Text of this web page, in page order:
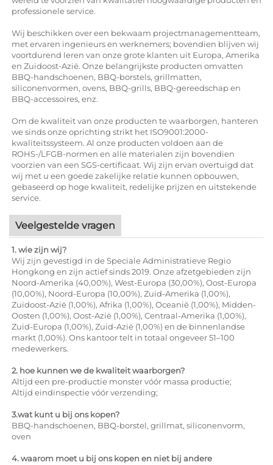
professionele service.
Wij beschikken over een bekwaam projectmanagementteam,
met ervaren ingenieurs en werknemers; bovendien blijven wij
voortdurend leren van onze grote klanten uit Europa, Amerika
en Zuidoost-Azië. Onze belangrijkste producten omvatten
BBQ-handschoenen, BBQ-borstels, grillmatten,
siliconenvormen, ovens, BBQ-grills, BBQ-gereedschap en
BBQ-accessoires, enz.
Om de kwaliteit van onze producten te waarborgen, hanteren
we sinds onze oprichting strikt het ISO9001:2000-
kwaliteitssysteem. Al onze producten voldoen aan de
ROHS-/LFGB-normen en alle materialen zijn bovendien
voorzien van een SGS-certificaat. Wij zijn ervan overtuigd dat
wij met u een goede zakelijke relatie kunnen opbouwen,
gebaseerd op hoge kwaliteit, redelijke prijzen en uitstekende
service.
Veelgestelde vragen
1. wie zijn wij?
Wij zijn gevestigd in de Speciale Administratieve Regio
Hongkong en zijn actief sinds 2019. Onze afzetgebieden zijn
Noord-Amerika (40,00%), West-Europa (30,00%), Oost-Europa
(10,00%), Noord-Europa (10,00%), Zuid-Amerika (1,00%),
Zuidoost-Azië (1,00%), Afrika (1,00%), Oceanië (1,00%), Midden-
Oosten (1,00%), Oost-Azië (1,00%), Centraal-Amerika (1,00%),
Zuid-Europa (1,00%), Zuid-Azië (1,00%) en de binnenlandse
markt (1,00%). Ons kantoor telt in totaal ongeveer 51–100
medewerkers.
2. hoe kunnen we de kwaliteit waarborgen?
Altijd een pre-productie monster vóór massa productie;
Altijd eindinspectie vóór verzending;
3.wat kunt u bij ons kopen?
BBQ-handschoenen, BBQ-borstel, grillmat, siliconenvorm,
oven
4. waarom moet u bij ons kopen en niet bij andere